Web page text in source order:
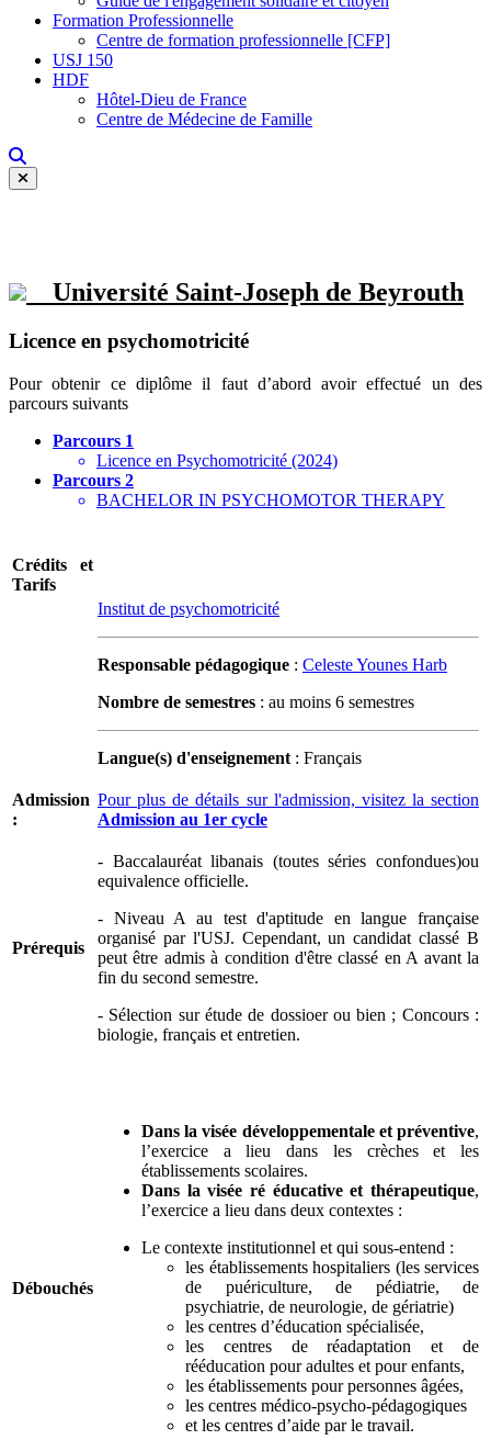
Formation Professionnelle
Centre de formation professionnelle [CFP]
USJ 150
HDF
Hôtel-Dieu de France
Centre de Médecine de Famille
Université Saint-Joseph de Beyrouth
Licence en psychomotricité
Pour obtenir ce diplôme il faut d’abord avoir effectué un des
parcours suivants
Parcours 1
Licence en Psychomotricité (2024)
Parcours 2
BACHELOR IN PSYCHOMOTOR THERAPY
Crédits et
Tarifs
Institut de psychomotricité
Responsable pédagogique : Celeste Younes Harb
Nombre de semestres : au moins 6 semestres
Langue(s) d'enseignement : Français
Admission
:
Pour plus de détails sur l'admission, visitez la section
Admission au 1er cycle
Prérequis
- Baccalauréat libanais (toutes séries confondues)ou
equivalence officielle.
- Niveau A au test d'aptitude en langue française
organisé par l'USJ. Cependant, un candidat classé B
peut être admis à condition d'être classé en A avant la
fin du second semestre.
- Sélection sur étude de dossioer ou bien ; Concours :
biologie, français et entretien.
Débouchés
Dans la visée développementale et préventive,
l’exercice a lieu dans les crèches et les
établissements scolaires.
Dans la visée ré éducative et thérapeutique,
l’exercice a lieu dans deux contextes :
Le contexte institutionnel et qui sous-entend :
les établissements hospitaliers (les services
de puériculture, de pédiatrie, de
psychiatrie, de neurologie, de gériatrie)
les centres d’éducation spécialisée,
les centres de réadaptation et de
rééducation pour adultes et pour enfants,
les établissements pour personnes âgées,
les centres médico-psycho-pédagogiques
et les centres d’aide par le travail.